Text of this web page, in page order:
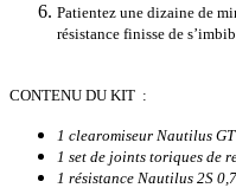
Patientez une dizaine de
résistance finisse de
CONTENU DU KIT :
1 clearomiseur Nautilus
1 set de joints toriques de
1 résistance Nautilus 2S